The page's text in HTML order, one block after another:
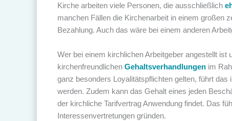
Kirche arbeiten viele Personen, die ausschließlich
manchen Fällen die Kirchenarbeit in einem großen
Bezahlung. Auch das wäre bei einem anderen
Wer bei einem kirchlichen Arbeitgeber angestellt
kirchenfreundlichen Gehaltsverhandlungen im
ganz besonders Loyalitätspflichten gelten, führt
werden. Zudem kann das Gehalt eines jeden
der kirchliche Tarifvertrag Anwendung findet. Das
Interessenvertretungen gründen.